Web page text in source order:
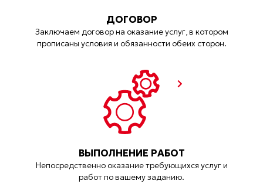
ДОГОВОР
Заключаем договор на оказание услуг, в котором
прописаны условия и обязанности обеих сторон.
ВЫПОЛНЕНИЕ РАБОТ
Непосредственно оказание требующихся услуг и
работ по вашему заданию.